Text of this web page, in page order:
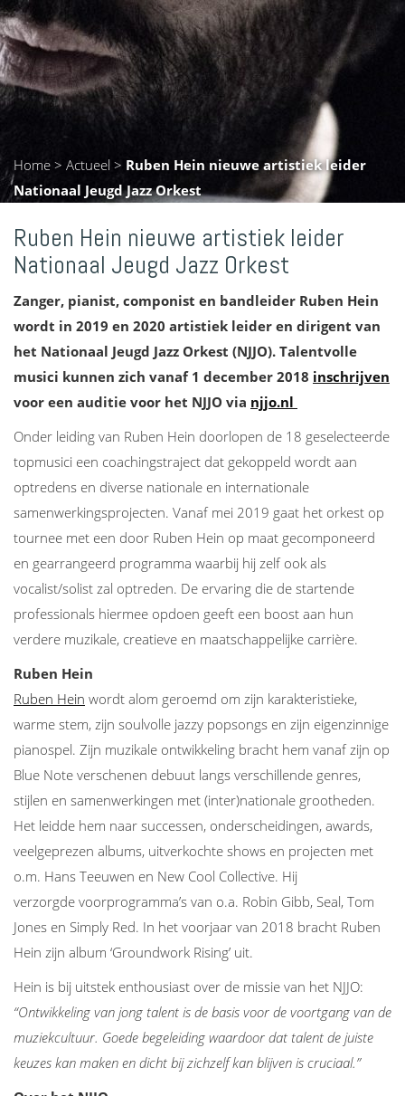
Home > Actueel > Ruben Hein nieuwe artistiek leider
Nationaal Jeugd Jazz Orkest
Ruben Hein nieuwe artistiek leider
Nationaal Jeugd Jazz Orkest
Zanger, pianist, componist en bandleider Ruben Hein
wordt in 2019 en 2020 artistiek leider en dirigent van
het Nationaal Jeugd Jazz Orkest (NJJO). Talentvolle
musici kunnen zich vanaf 1 december 2018 inschrijven
voor een auditie voor het NJJO via njjo.nl
Onder leiding van Ruben Hein doorlopen de 18 geselecteerde
topmusici een coachingstraject dat gekoppeld wordt aan
optredens en diverse nationale en internationale
samenwerkingsprojecten. Vanaf mei 2019 gaat het orkest op
tournee met een door Ruben Hein op maat gecomponeerd
en gearrangeerd programma waarbij hij zelf ook als
vocalist/solist zal optreden. De ervaring die de startende
professionals hiermee opdoen geeft een boost aan hun
verdere muzikale, creatieve en maatschappelijke carrière.
Ruben Hein
Ruben Hein wordt alom geroemd om zijn karakteristieke,
warme stem, zijn soulvolle jazzy popsongs en zijn eigenzinnige
pianospel. Zijn muzikale ontwikkeling bracht hem vanaf zijn op
Blue Note verschenen debuut langs verschillende genres,
stijlen en samenwerkingen met (inter)nationale grootheden.
Het leidde hem naar successen, onderscheidingen, awards,
veelgeprezen albums, uitverkochte shows en projecten met
o.m. Hans Teeuwen en New Cool Collective. Hij
verzorgde voorprogramma’s van o.a. Robin Gibb, Seal, Tom
Jones en Simply Red. In het voorjaar van 2018 bracht Ruben
Hein zijn album ‘Groundwork Rising’ uit.
Hein is bij uitstek enthousiast over de missie van het NJJO:
“Ontwikkeling van jong talent is de basis voor de voortgang van de
muziekcultuur. Goede begeleiding waardoor dat talent de juiste
keuzes kan maken en dicht bij zichzelf kan blijven is cruciaal.”